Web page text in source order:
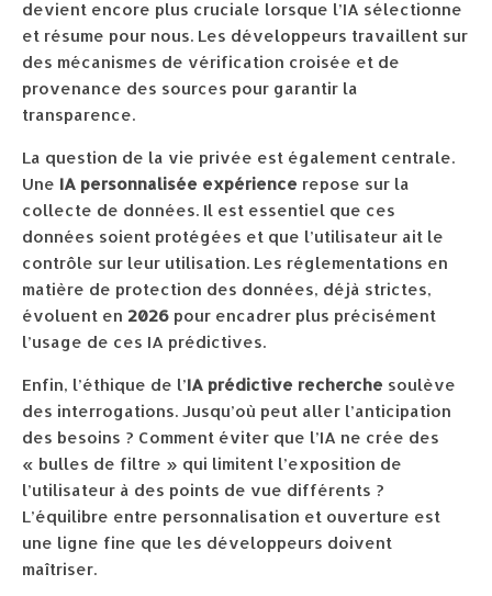
devient encore plus cruciale lorsque l’IA sélectionne
et résume pour nous. Les développeurs travaillent sur
des mécanismes de vérification croisée et de
provenance des sources pour garantir la
transparence.
La question de la vie privée est également centrale.
Une IA personnalisée expérience repose sur la
collecte de données. Il est essentiel que ces
données soient protégées et que l’utilisateur ait le
contrôle sur leur utilisation. Les réglementations en
matière de protection des données, déjà strictes,
évoluent en 2026 pour encadrer plus précisément
l’usage de ces IA prédictives.
Enfin, l’éthique de l’IA prédictive recherche soulève
des interrogations. Jusqu’où peut aller l’anticipation
des besoins ? Comment éviter que l’IA ne crée des
« bulles de filtre » qui limitent l’exposition de
l’utilisateur à des points de vue différents ?
L’équilibre entre personnalisation et ouverture est
une ligne fine que les développeurs doivent
maîtriser.